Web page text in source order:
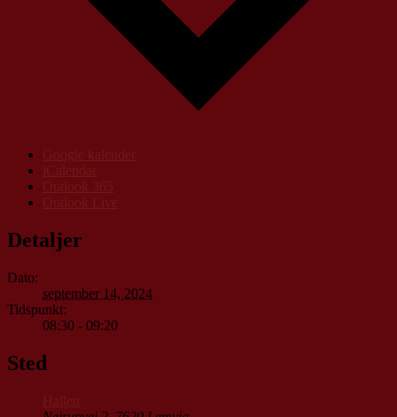
Detaljer
Dato:
september 14, 2024
Tidspunkt:
08:30 - 09:20
Sted